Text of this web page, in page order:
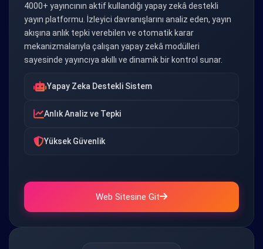
4000+ yayıncının aktif kullandığı yapay zekâ destekli
yayın platformu. İzleyici davranışlarını analiz eden, yayın
akışına anlık tepki verebilen ve otomatik karar
mekanizmalarıyla çalışan yapay zekâ modülleri
sayesinde yayıncıya akıllı ve dinamik bir kontrol sunar.
Yapay Zeka Destekli Sistem
Anlık Analiz ve Tepki
Yüksek Güvenlik
Web Sitesine Git